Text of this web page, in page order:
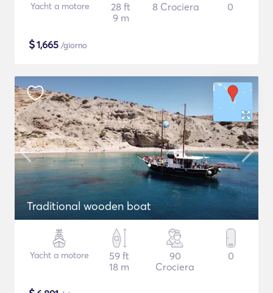
Yacht a motore
28 ft
9 m
8 Crociera 0
$1,665 /giorno
Traditional wooden boat
Yacht a motore
59 ft
18 m
90
Crociera
0